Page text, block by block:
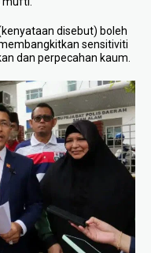
disebut) boleh
sensitiviti
dan perpecahan kaum.